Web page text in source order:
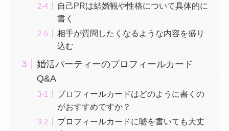
自己PRは結婚観や性格について具体的に
書く
相手が質問したくなるような内容を盛り
込む
婚活パーティーのプロフィールカード
Q&A
プロフィールカードはどのように書くの
がおすすめですか？
プロフィールカードに嘘を書いても大丈